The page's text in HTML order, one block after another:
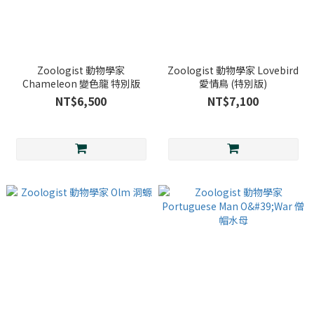
Zoologist 動物學家
Chameleon 變色龍 特別版
NT$6,500
Zoologist 動物學家 Lovebird
愛情鳥 (特別版)
NT$7,100